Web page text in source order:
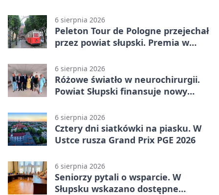
6 sierpnia 2026
Peleton Tour de Pologne przejechał
przez powiat słupski. Premia w
6 sierpnia 2026
Różowe światło w neurochirurgii.
Powiat Słupski finansuje nowy
6 sierpnia 2026
Cztery dni siatkówki na piasku. W
Ustce rusza Grand Prix PGE 2026
6 sierpnia 2026
Seniorzy pytali o wsparcie. W
Słupsku wskazano dostępne